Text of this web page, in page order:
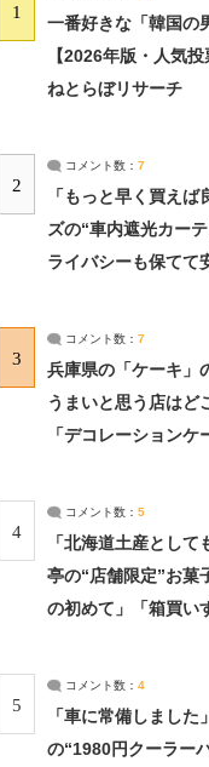
1
一番好きな「韓国の
【2026年版・人気
ねとらぼリサーチ
2
コメント数： 7
「もっと早く買え
ズの“車内遮光カー
ライバシーも保てて
3
コメント数： 7
兵庫県の「ケーキ
うまいと思う店はど
「デコレーションケ
4
コメント数： 5
「北海道土産とし
亭の“店舗限定”お
の初めて」「箱買い
5
コメント数： 4
「車に常備しまし
の“1980円クーラー